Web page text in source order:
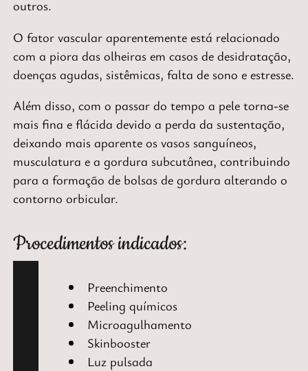
outros.
O fator vascular aparentemente está relacionado
com a piora das olheiras em casos de desidratação,
doenças agudas, sistêmicas, falta de sono e estresse.
Além disso, com o passar do tempo a pele torna-se
mais fina e flácida devido a perda da sustentação,
deixando mais aparente os vasos sanguíneos,
musculatura e a gordura subcutânea, contribuindo
para a formação de bolsasde gordura alterando o
contorno orbicular.
Procedimentos indicados:
Preenchimento
Peeling químicos
Microagulhamento
Skinbooster
Luz pulsada